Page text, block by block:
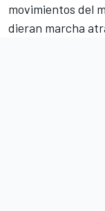
movimientos del
dieran marcha